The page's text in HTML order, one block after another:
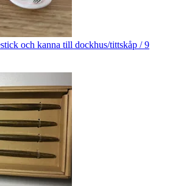
och kanna till dockhus/tittskåp / 9